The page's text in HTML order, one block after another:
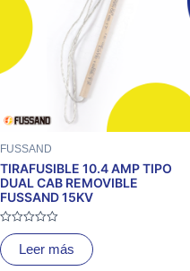
FUSSAND
TIRAFUSIBLE 10.4 AMP TIPO
DUAL CAB REMOVIBLE
FUSSAND 15KV
Valorado
con
0
de
Leer más